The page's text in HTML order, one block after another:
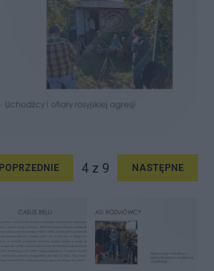
POPRZEDNIE 4 z 9 NASTĘPNE